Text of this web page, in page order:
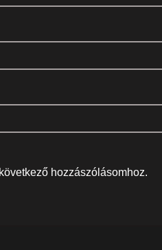
hozzászólásomhoz.